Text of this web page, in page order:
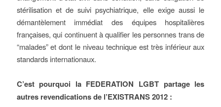
stérilisation et de suivi psychiatrique, elle exige aussi le
démantèlement immédiat des équipes hospitalières
françaises, qui continuent à qualifier les personnes trans de
“malades” et dont le niveau technique est très inférieur aux
standards internationaux.
C’est pourquoi la FEDERATION LGBT partage les
autres revendications de l’EXISTRANS 2012 :